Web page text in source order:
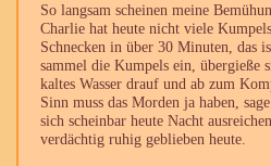
So langsam scheinen meine
Charlie hat heute nicht viele
Schnecken in über 30 Minuten, das
sammel die Kumpels ein, übergieße
kaltes Wasser drauf und ab zum
Sinn muss das Morden ja haben,
sich scheinbar heute Nacht
verdächtig ruhig geblieben heute.